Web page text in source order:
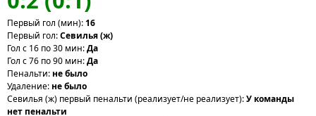
Первый гол (мин):16
Первый гол:Севилья (ж)
Гол с 16 по 30 мин:Да
Гол с 76 по 90 мин:Да
Пенальти: не было
Удаление: не было
Севилья (ж) первый пенальти (реализует/не реализует):У команды
нет пенальти